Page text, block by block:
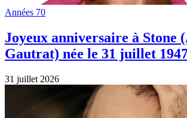
Années 70
Joyeux anniversaire à Stone
Gautrat) née le 31 juillet
31 juillet 2026